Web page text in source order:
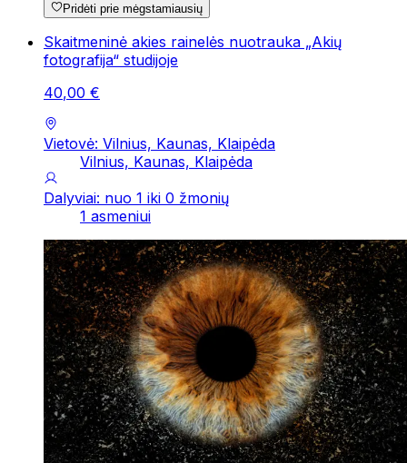
Pridėti prie mėgstamiausių
Skaitmeninė akies rainelės nuotrauka „Akių
fotografija“ studijoje
40,00 €
Vietovė: Vilnius, Kaunas, Klaipėda
Vilnius, Kaunas, Klaipėda
Dalyviai: nuo 1 iki 0 žmonių
1 asmeniui